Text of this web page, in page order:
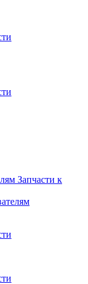
Запчасти к